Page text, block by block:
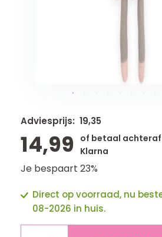
Adviesprijs: 19,35
14,99
of betaal
Klarna
Je bespaart 23%
Direct op voorraad, nu
08-2026 in huis.